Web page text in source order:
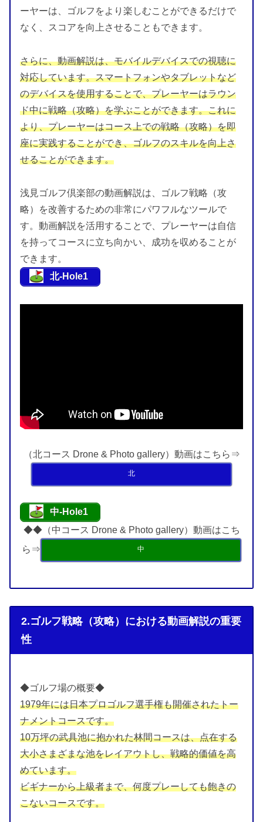
ーヤーは、ゴルフをより楽しむことができるだけで
なく、スコアを向上させることもできます。
さらに、動画解説は、モバイルデバイスでの視聴に
対応しています。スマートフォンやタブレットなど
のデバイスを使用することで、プレーヤーはラウン
ド中に戦略（攻略）を学ぶことができます。これに
より、プレーヤーはコース上での戦略（攻略）を即
座に実践することができ、ゴルフのスキルを向上さ
せることができます。
浅見ゴルフ倶楽部の動画解説は、ゴルフ戦略（攻
略）を改善するための非常にパワフルなツールで
す。動画解説を活用することで、プレーヤーは自信
を持ってコースに立ち向かい、成功を収めることが
できます。
北-Hole1
（北コース Drone & Photo gallery）動画はこちら⇒
北
中-Hole1
◆◆（中コース Drone & Photo gallery）動画はこち
ら⇒
中
2.ゴルフ戦略（攻略）における動画解説の重要
性
◆ゴルフ場の概要◆
1979年には日本プロゴルフ選手権も開催されたトー
ナメントコースです。
10万坪の武具池に抱かれた林間コースは、点在する
大小さまざまな池をレイアウトし、戦略的価値を高
めています。
ビギナーから上級者まで、何度プレーしても飽きの
こないコースです。